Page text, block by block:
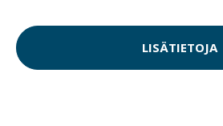
LISÄTIETOJA